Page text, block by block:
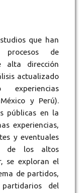
que han
procesos de
alta dirección
actualizado
y Perú).
públicas en la
experiencias,
y eventuales
de los altos
se exploran el
de partidos,
del